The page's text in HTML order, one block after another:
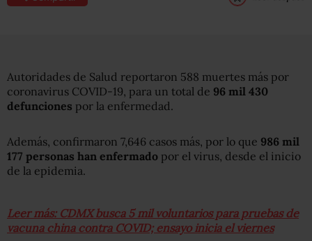
Autoridades de Salud reportaron 588 muertes más por
coronavirus COVID-19, para un total de 96 mil 430
defunciones por la enfermedad.
Además, confirmaron 7,646 casos más, por lo que 986 mil
177 personas han enfermado por el virus, desde el inicio
de la epidemia.
Leer más: CDMX busca 5 mil voluntarios para pruebas de
vacuna china contra COVID; ensayo inicia el viernes